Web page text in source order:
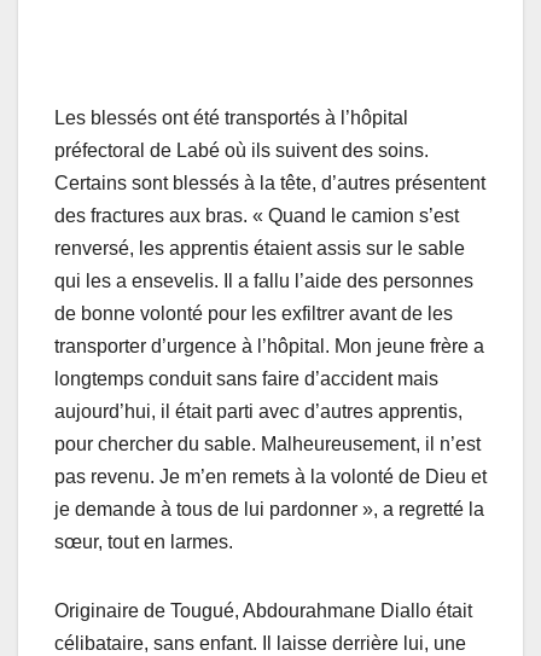
Les blessés ont été transportés à l’hôpital
préfectoral de Labé où ils suivent des soins.
Certains sont blessés à la tête, d’autres présentent
des fractures aux bras. « Quand le camion s’est
renversé, les apprentis étaient assis sur le sable
qui les a ensevelis. Il a fallu l’aide des personnes
de bonne volonté pour les exfiltrer avant de les
transporter d’urgence à l’hôpital. Mon jeune frère a
longtemps conduit sans faire d’accident mais
aujourd’hui, il était parti avec d’autres apprentis,
pour chercher du sable. Malheureusement, il n’est
pas revenu. Je m’en remets à la volonté de Dieu et
je demande à tous de lui pardonner », a regretté la
sœur, tout en larmes.
Originaire de Tougué, Abdourahmane Diallo était
célibataire, sans enfant. Il laisse derrière lui, une